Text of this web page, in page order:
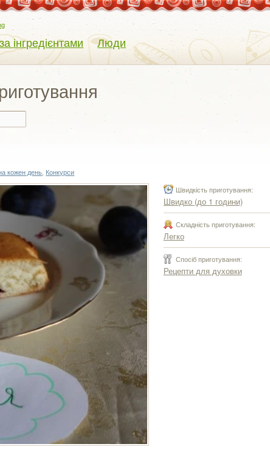
інгредієнтами Люди
кожен день Конкурси
Швидкість приготування:
Швидко (до 1 години)
Складність приготування:
Легко
Спосіб приготування:
Рецепти для духовки